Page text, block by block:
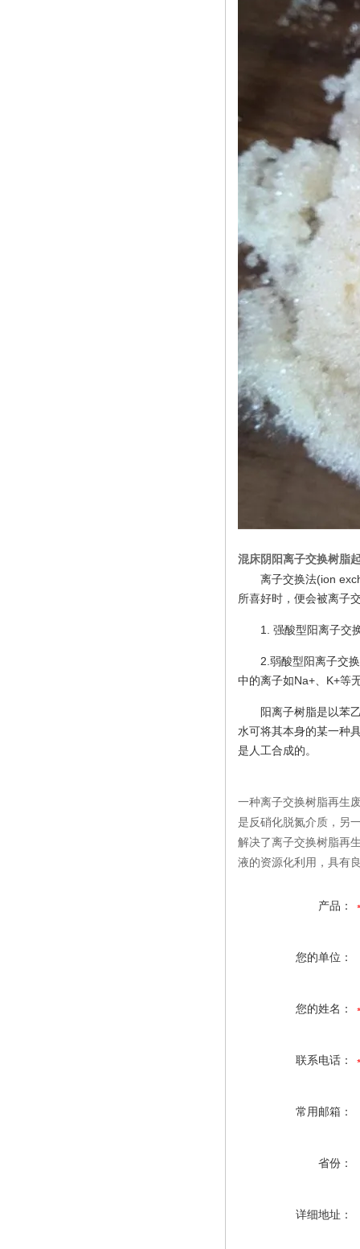
混床阴阳离子交换树脂
离子交换法(ion
所喜好时，便会被离子
1. 强酸型阳离子交
2.弱酸型阳离子交
中的离子如Na+、K+等
阳离子树脂是以苯
水可将其本身的某一种
是人工合成的。
一种离子交换树脂再生
是反硝化脱氮介质，另
解决了离子交换树脂再
液的资源化利用，具有
产品：
您的单位：
您的姓名：
联系电话：
常用邮箱：
省份：
详细地址：